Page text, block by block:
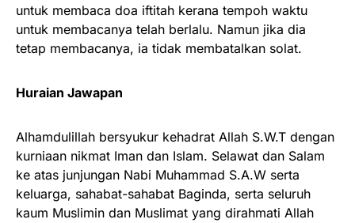
untuk membaca doa iftitah kerana tempoh waktu
untuk membacanya telah berlalu. Namun jika dia
tetap membacanya, ia tidak membatalkan solat.
Huraian Jawapan
Alhamdulillah bersyukur kehadrat Allah S.W.T dengan
kurniaan nikmat Iman dan Islam. Selawat dan Salam
ke atas junjungan Nabi Muhammad S.A.W serta
keluarga, sahabat-sahabat Baginda, serta seluruh
kaum Muslimin dan Muslimat yang dirahmati Allah